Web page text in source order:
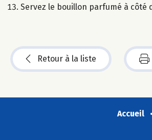
Servez le bouillon parfumé à côté
Retour à la liste
Accueil